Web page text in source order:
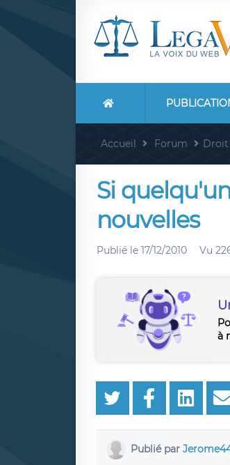
Accueil Forum Droit
Si
nouvelles
Publié le 17/12/2010 Vu
à
Publié par